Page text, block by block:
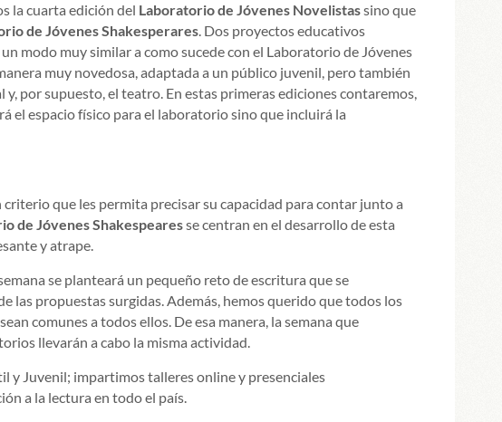
la cuarta edición del Laboratorio de Jóvenes Novelistassino que
de Jóvenes Shakesperares. Dos proyectos educativos
modo muy similar a como sucede con el Laboratorio de Jóvenes
muy novedosa, adaptada a un público juvenil, pero también
por supuesto, el teatro. En estas primeras ediciones contaremos,
el espacio físico para el laboratorio sino que incluirá la
que les permita precisar su capacidad para contar junto a
de Jóvenes Shakespearesse centran en el desarrollo de esta
y atrape.
se planteará un pequeño reto de escritura que se
las propuestas surgidas. Además, hemos querido que todos los
comunes a todos ellos. De esa manera, la semana que
llevarán a cabo la misma actividad.
y Juvenil; impartimos talleres online y presenciales
a la lectura en todo el país.